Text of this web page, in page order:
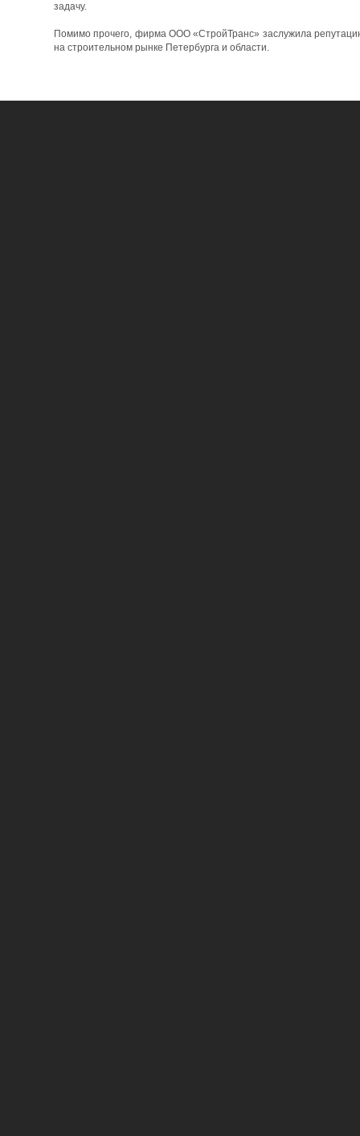
задачу.
Помимо прочего, фирма ООО «СтройТранс» заслужила
на строительном рынке Петербурга и области.